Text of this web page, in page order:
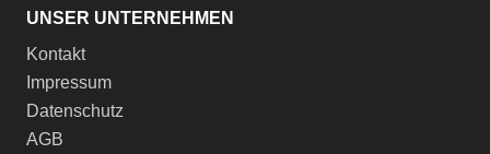
UNSER UNTERNEHMEN
Kontakt
Impressum
Datenschutz
AGB